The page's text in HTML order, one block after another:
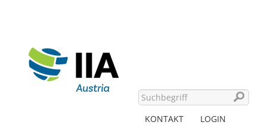
KONTAKT LOGIN